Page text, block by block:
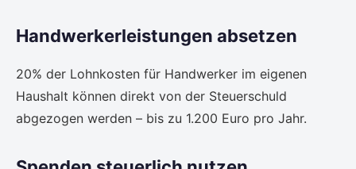
Handwerkerleistungen absetzen
20% der Lohnkosten für Handwerker im eigenen
Haushalt können direkt von der Steuerschuld
abgezogen werden – bis zu 1.200 Euro pro Jahr.